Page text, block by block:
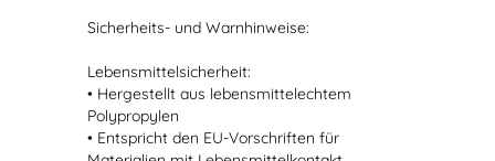
Sicherheits- und Warnhinweise:
Lebensmittelsicherheit:
• Hergestellt aus lebensmittelechtem
Polypropylen
• Entspricht den EU-Vorschriften für